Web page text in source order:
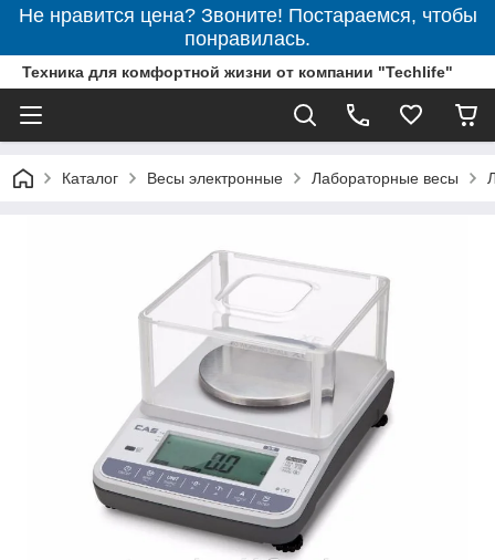
Не нравится цена? Звоните! Постараемся, чтобы
понравилась.
Техника для комфортной жизни от компании "Techlife"
Каталог Весы электронные Лабораторные весы